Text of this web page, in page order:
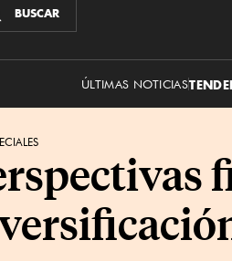
BUSCAR
ÚLTIMAS NOTICIAS